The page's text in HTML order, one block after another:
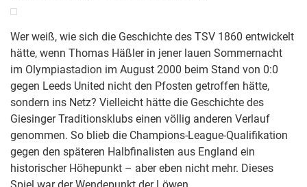
Wer weiß, wie sich die Geschichte des TSV 1860 entwickelt
hätte, wenn Thomas Häßler in jener lauen Sommernacht
im Olympiastadion im August 2000 beim Stand von 0:0
gegen Leeds United nicht den Pfosten getroffen hätte,
sondern ins Netz? Vielleicht hätte die Geschichte des
Giesinger Traditionsklubs einen völlig anderen Verlauf
genommen. So blieb die Champions-League-Qualifikation
gegen den späteren Halbfinalisten aus England ein
historischer Höhepunkt – aber eben nicht mehr. Dieses